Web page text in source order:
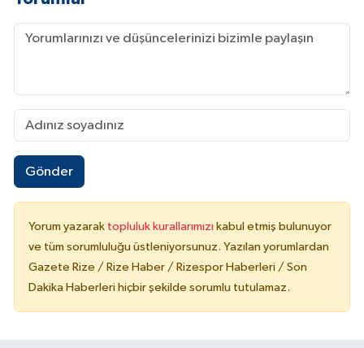
Gönder
Yorum yazarak topluluk kurallarımızı kabul etmiş bulunuyor
ve tüm sorumluluğu üstleniyorsunuz. Yazılan yorumlardan
Gazete Rize / Rize Haber / Rizespor Haberleri / Son
Dakika Haberleri hiçbir şekilde sorumlu tutulamaz.